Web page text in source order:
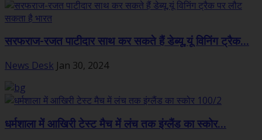
सरफराज-रजत पाटीदार साथ कर सकते हैं डेब्यू,यूं विनिंग ट्रैक...
News Desk Jan 30, 2024
धर्मशाला में आखिरी टेस्ट मैच में लंच तक इंग्लैंड का स्कोर...